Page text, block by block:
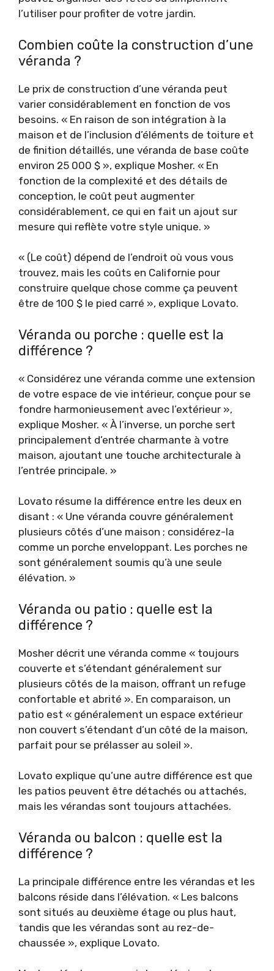
l’utiliser pour profiter de votre jardin.
Combien coûte la construction d’une
véranda ?
Le prix de construction d’une véranda peut
varier considérablement en fonction de vos
besoins. « En raison de son intégration à la
maison et de l’inclusion d’éléments de toiture et
de finition détaillés, une véranda de base coûte
environ 25 000 $ », explique Mosher. « En
fonction de la complexité et des détails de
conception, le coût peut augmenter
considérablement, ce qui en fait un ajout sur
mesure qui reflète votre style unique. »
« (Le coût) dépend de l’endroit où vous vous
trouvez, mais les coûts en Californie pour
construire quelque chose comme ça peuvent
être de 100 $ le pied carré », explique Lovato.
Véranda ou porche : quelle est la
différence ?
« Considérez une véranda comme une extension
de votre espace de vie intérieur, conçue pour se
fondre harmonieusement avec l’extérieur »,
explique Mosher. « À l’inverse, un porche sert
principalement d’entrée charmante à votre
maison, ajoutant une touche architecturale à
l’entrée principale. »
Lovato résume la différence entre les deux en
disant : « Une véranda couvre généralement
plusieurs côtés d’une maison ; considérez-la
comme un porche enveloppant. Les porches ne
sont généralement soumis qu’à une seule
élévation. »
Véranda ou patio : quelle est la
différence ?
Mosher décrit une véranda comme « toujours
couverte et s’étendant généralement sur
plusieurs côtés de la maison, offrant un refuge
confortable et abrité ». En comparaison, un
patio est « généralement un espace extérieur
non couvert s’étendant d’un côté de la maison,
parfait pour se prélasser au soleil ».
Lovato explique qu’une autre différence est que
les patios peuvent être détachés ou attachés,
mais les vérandas sont toujours attachées.
Véranda ou balcon : quelle est la
différence ?
La principale différence entre les vérandas et les
balcons réside dans l’élévation. « Les balcons
sont situés au deuxième étage ou plus haut,
tandis que les vérandas sont au rez-de-
chaussée », explique Lovato.